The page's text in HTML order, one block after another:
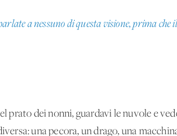
a nessuno di questa visione, prima
prato dei nonni, guardavi le nuvole e
una pecora, un drago, una